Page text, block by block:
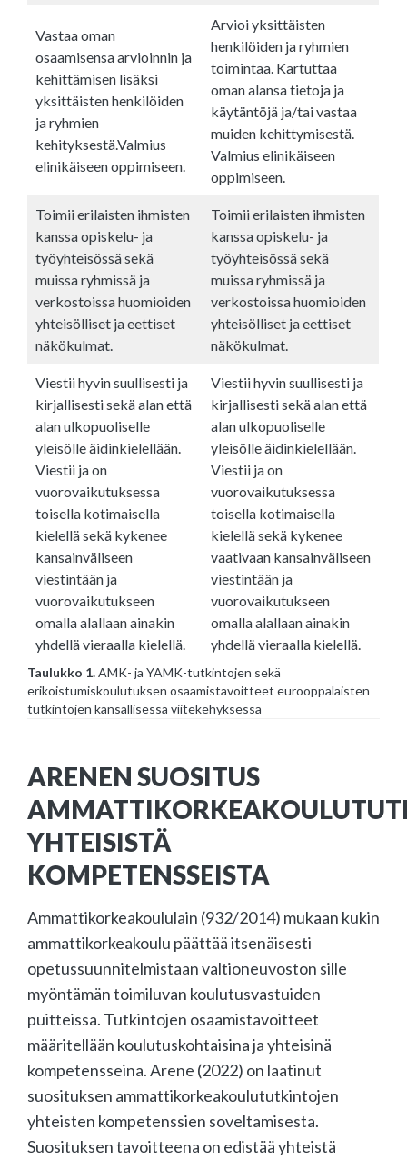
Vastaa oman
osaamisensa arvioinnin ja
kehittämisen lisäksi
yksittäisten henkilöiden
ja ryhmien
kehityksestä.Valmius
elinikäiseen oppimiseen.
Arvioi yksittäisten
henkilöiden ja ryhmien
toimintaa. Kartuttaa
oman alansa tietoja ja
käytäntöjä ja/tai vastaa
muiden kehittymisestä.
Valmius elinikäiseen
oppimiseen.
Toimii erilaisten ihmisten
kanssa opiskelu- ja
työyhteisössä sekä
muissa ryhmissä ja
verkostoissa huomioiden
yhteisölliset ja eettiset
näkökulmat.
Toimii erilaisten ihmisten
kanssa opiskelu- ja
työyhteisössä sekä
muissa ryhmissä ja
verkostoissa huomioiden
yhteisölliset ja eettiset
näkökulmat.
Viestii hyvin suullisesti ja
kirjallisesti sekä alan että
alan ulkopuoliselle
yleisölle äidinkielellään.
Viestii ja on
vuorovaikutuksessa
toisella kotimaisella
kielellä sekä kykenee
kansainväliseen
viestintään ja
vuorovaikutukseen
omalla alallaan ainakin
yhdellä vieraalla kielellä.
Viestii hyvin suullisesti ja
kirjallisesti sekä alan että
alan ulkopuoliselle
yleisölle äidinkielellään.
Viestii ja on
vuorovaikutuksessa
toisella kotimaisella
kielellä sekä kykenee
vaativaan kansainväliseen
viestintään ja
vuorovaikutukseen
omalla alallaan ainakin
yhdellä vieraalla kielellä.
Taulukko 1.AMK- ja YAMK-tutkintojen sekä
erikoistumiskoulutuksen osaamistavoitteet eurooppalaisten
tutkintojen kansallisessa viitekehyksessä
ARENEN SUOSITUS
YHTEISISTÄ
KOMPETENSSEISTA
Ammattikorkeakoululain (932/2014) mukaan kukin
ammattikorkeakoulu päättää itsenäisesti
opetussuunnitelmistaan valtioneuvoston sille
myöntämän toimiluvan koulutusvastuiden
puitteissa. Tutkintojen osaamistavoitteet
määritellään koulutuskohtaisina ja yhteisinä
kompetensseina. Arene (2022) on laatinut
suosituksen ammattikorkeakoulututkintojen
yhteisten kompetenssien soveltamisesta.
Suosituksen tavoitteena on edistää yhteistä